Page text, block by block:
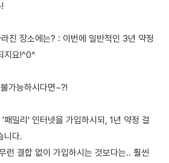
진 장소에는? : 이번에 일반적인 3년 약정
지요!^0^
가능하시다면~?!
밀리' 인터넷을 가입하시되, 1년 약정 걸
니다.
런 결합 없이 가입하시는 것보다는.. 훨씬